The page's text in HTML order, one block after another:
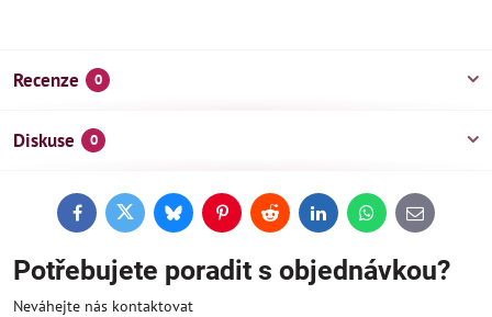
Recenze 0
Diskuse 0
FacebookTwitterBlueskyPinterestReddit LinkedInWhatsApp
E-
mail
Potřebujete poradit s objednávkou?
Neváhejte nás kontaktovat